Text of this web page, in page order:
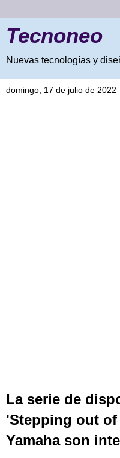
Tecnoneo
Nuevas tecnologías y
domingo, 17 de julio de 2022
La serie de
'Stepping out of
Yamaha son